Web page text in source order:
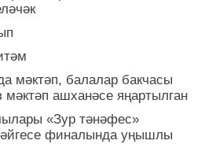
мәктәп, балалар бакчасы
мәктәп ашханәсе яңартылган
«Зур тәнәфес»
финалында уңышлы